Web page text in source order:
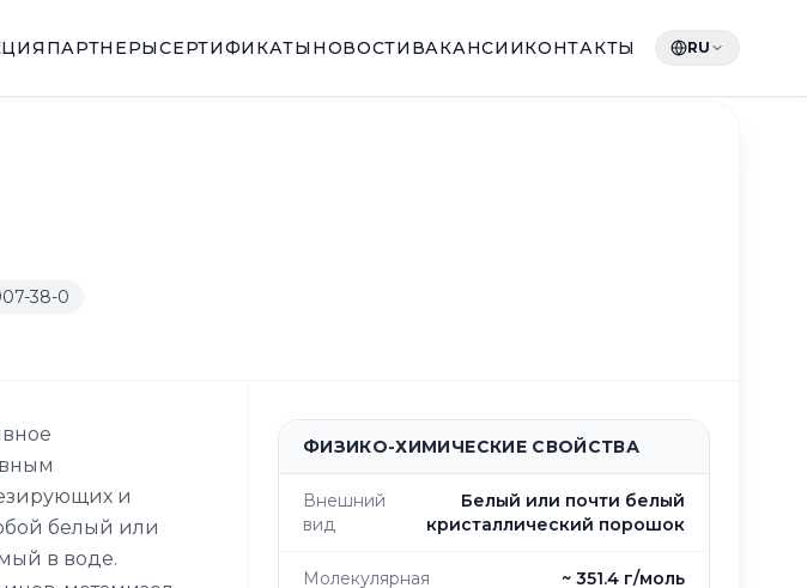
ПАРТНЕРЫСЕРТИФИКАТЫ НОВОСТИ ВАКАНСИИКОНТАКТЫ RU
38-0
и
белый или
в воде.
ФИЗИКО-ХИМИЧЕСКИЕ СВОЙСТВА
Внешний
вид
Белый или почти белый
кристаллический порошок
Молекулярная
~ 351.4 г/моль